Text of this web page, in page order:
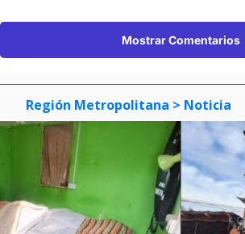
Mostrar Comentarios
Región Metropolitana > Noticia